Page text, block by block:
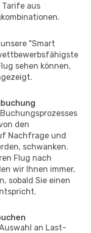
aus
"Smart
sehen können,
den
Nachfrage und
schwanken.
Flug nach
wir Ihnen immer,
sobald Sie einen
an Last-